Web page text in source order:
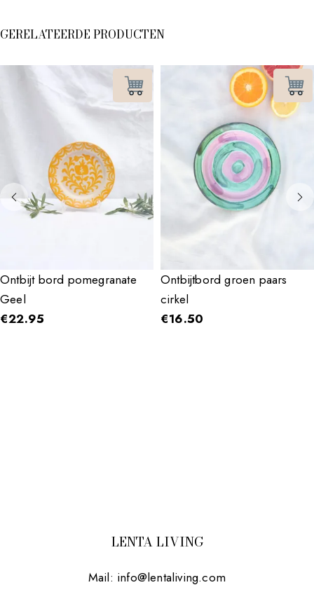
GERELATEERDE PRODUCTEN
Ontbijt bord pomegranate
Geel
€22.95
Ontbijtbord groen paars
cirkel
€16.50
LENTA LIVING
Mail: info@lentaliving.com